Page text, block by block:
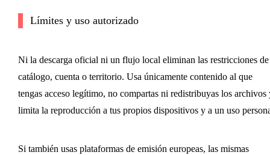
Límites y uso autorizado
Ni la descarga oficial ni un flujo local eliminan las restricciones de
catálogo, cuenta o territorio. Usa únicamente contenido al que
tengas acceso legítimo, no compartas ni redistribuyas los archivos
limita la reproducción a tus propios dispositivos y a un uso
Si también usas plataformas de emisión europeas, las mismas